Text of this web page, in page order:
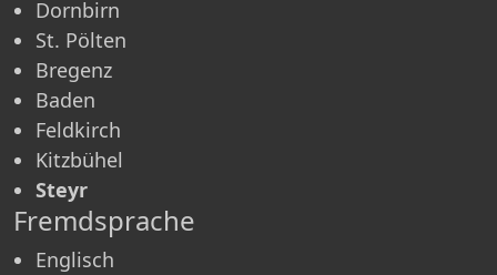
Dornbirn
St. Pölten
Bregenz
Baden
Feldkirch
Kitzbühel
Steyr
Fremdsprache
Englisch